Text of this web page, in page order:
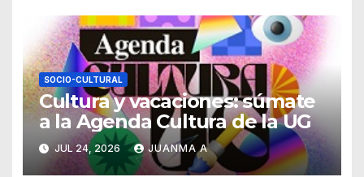
SOCIO-CULTURAL
Cultura y vacaciones: súmate
a la Agenda Cultura de la UG
JUL 24, 2026 JUANMA A